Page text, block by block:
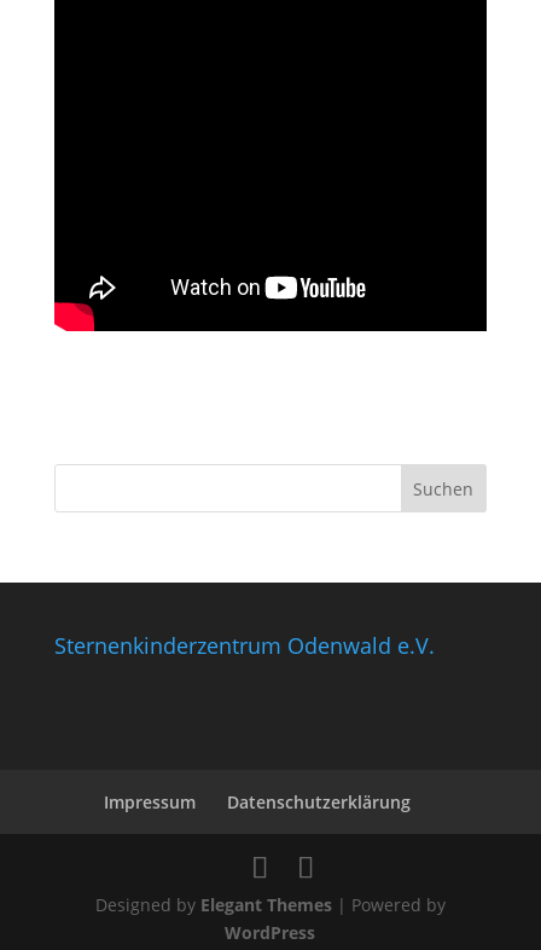
Sternenkinderzentrum Odenwald e.V.
Impressum Datenschutzerklärung
Designed by Elegant Themes| Powered by
WordPress